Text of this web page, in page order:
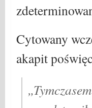
Cytowany
akapit